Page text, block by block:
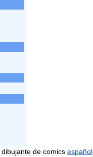
dibujante de comics español